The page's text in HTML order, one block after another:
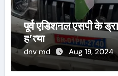
पूर्व एडिशनल एसपी के
ह’त्या
dnv md Aug 19, 2024